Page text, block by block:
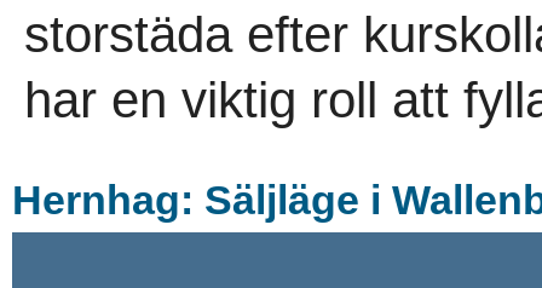
storstäda efter
har en viktig roll att
Hernhag: Säljläge i